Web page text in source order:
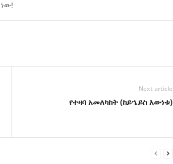
Next article
የተዛባ አመለካከት (ከይኄይስ እውነቱ)